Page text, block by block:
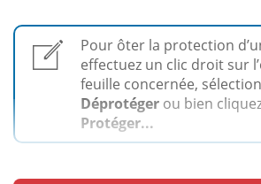
Pour ôter la protection
effectuez un clic droit sur
feuille concernée,
Déprotéger ou bien
Protéger...